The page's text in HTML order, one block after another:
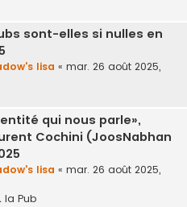
sont-elles si nulles en
lisa « mar. 26 août 2025,
qui nous parle»,
Cochini (JoosNabhan
lisa « mar. 26 août 2025,
la Pub